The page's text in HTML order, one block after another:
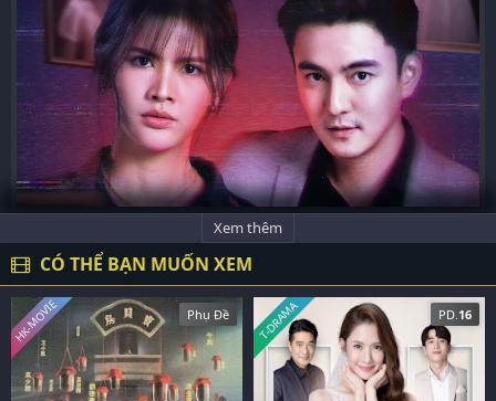
Xem thêm
CÓ THỂ BẠN MUỐN XEM
Phụ Đề
HK-MOVIE PD. 16
T-DRAMA